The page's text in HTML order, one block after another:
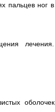
пальцев ног в
лечения.
оболочек,